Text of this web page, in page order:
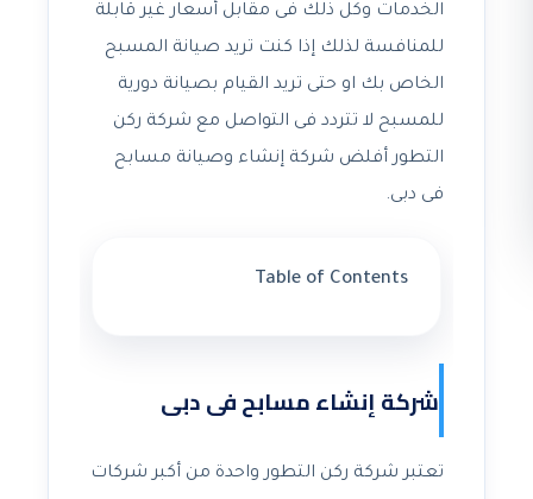
الخدمات وكل ذلك فى مقابل أسعار غير قابلة
للمنافسة لذلك إذا كنت تريد صيانة المسبح
الخاص بك او حتى تريد القيام بصيانة دورية
للمسبح لا تتردد فى التواصل مع شركة ركن
التطور أفلض شركة إنشاء وصيانة مسابح
فى دبى.
Table of Contents
شركة إنشاء مسابح فى دبى
تعتبر شركة ركن التطور واحدة من أكبر شركات